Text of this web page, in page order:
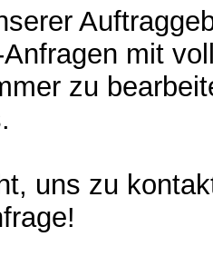
mit
zu
uns zu